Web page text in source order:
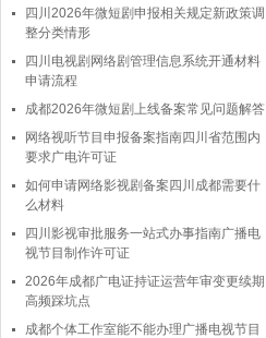
四川2026年微短剧申报相关规定新政策调
整分类情形
四川电视剧网络剧管理信息系统开通材料
申请流程
成都2026年微短剧上线备案常见问题解答
网络视听节目申报备案指南四川省范围内
要求广电许可证
如何申请网络影视剧备案四川成都需要什
么材料
四川影视审批服务一站式办事指南广播电
视节目制作许可证
2026年成都广电证持证运营年审变更续期
高频踩坑点
成都个体工作室能不能办理广播电视节目